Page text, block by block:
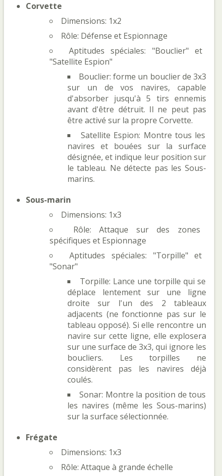
Corvette
Dimensions: 1x2
Rôle: Défense et Espionnage
Aptitudes spéciales: "Bouclier" et
"Satellite Espion"
Bouclier: forme un bouclier de 3x3
sur un de vos navires, capable
d'absorber jusqu'à 5 tirs ennemis
avant d'être détruit. Il ne peut pas
être activé sur la propre Corvette.
Satellite Espion: Montre tous les
navires et bouées sur la surface
désignée, et indique leur position sur
le tableau. Ne détecte pas les Sous-
marins.
Sous-marin
Dimensions: 1x3
Rôle: Attaque sur des zones
spécifiques et Espionnage
Aptitudes spéciales: "Torpille" et
"Sonar"
Torpille: Lance une torpille qui se
déplace lentement sur une ligne
droite sur l'un des 2 tableaux
adjacents (ne fonctionne pas sur le
tableau opposé). Si elle rencontre un
navire sur cette ligne, elle explosera
sur une surface de 3x3, qui ignore les
boucliers. Les torpilles ne
considèrent pas les navires déjà
coulés.
Sonar: Montre la position de tous
les navires (même les Sous-marins)
sur la surface sélectionnée.
Frégate
Dimensions: 1x3
Rôle: Attaque à grande échelle